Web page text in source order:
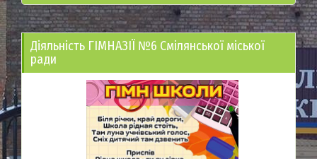
Діяльність ГІМНАЗІЇ №6 Смілянської міської
ради